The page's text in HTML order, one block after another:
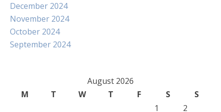
December 2024
November 2024
October 2024
September 2024
August 2026
M
T W T F S
S
1
2